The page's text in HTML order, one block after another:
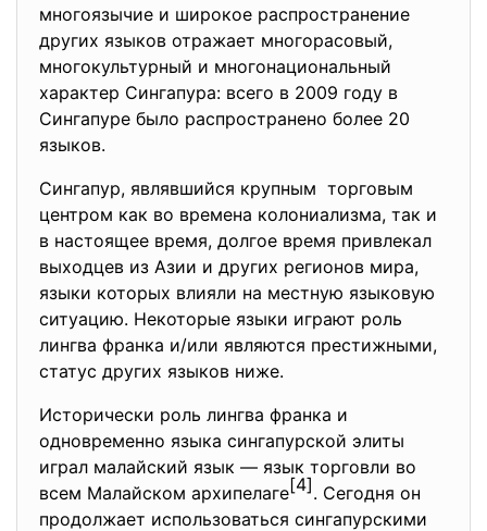
многоязычие и широкое распространение
других языков отражает многорасовый,
многокультурный и многонациональный
характер Сингапура: всего в 2009 году в
Сингапуре было распространено более 20
языков.
Сингапур, являвшийся крупным торговым
центром как во времена колониализма, так и
в настоящее время, долгое время привлекал
выходцев из Азии и других регионов мира,
языки которых влияли на местную языковую
ситуацию. Некоторые языки играют роль
лингва франка и/или являются престижными,
статус других языков ниже.
Исторически роль лингва франка и
одновременно языка сингапурской элиты
играл малайский язык — язык торговли во
всем Малайском архипелаге[4]. Сегодня он
продолжает использоваться сингапурскими